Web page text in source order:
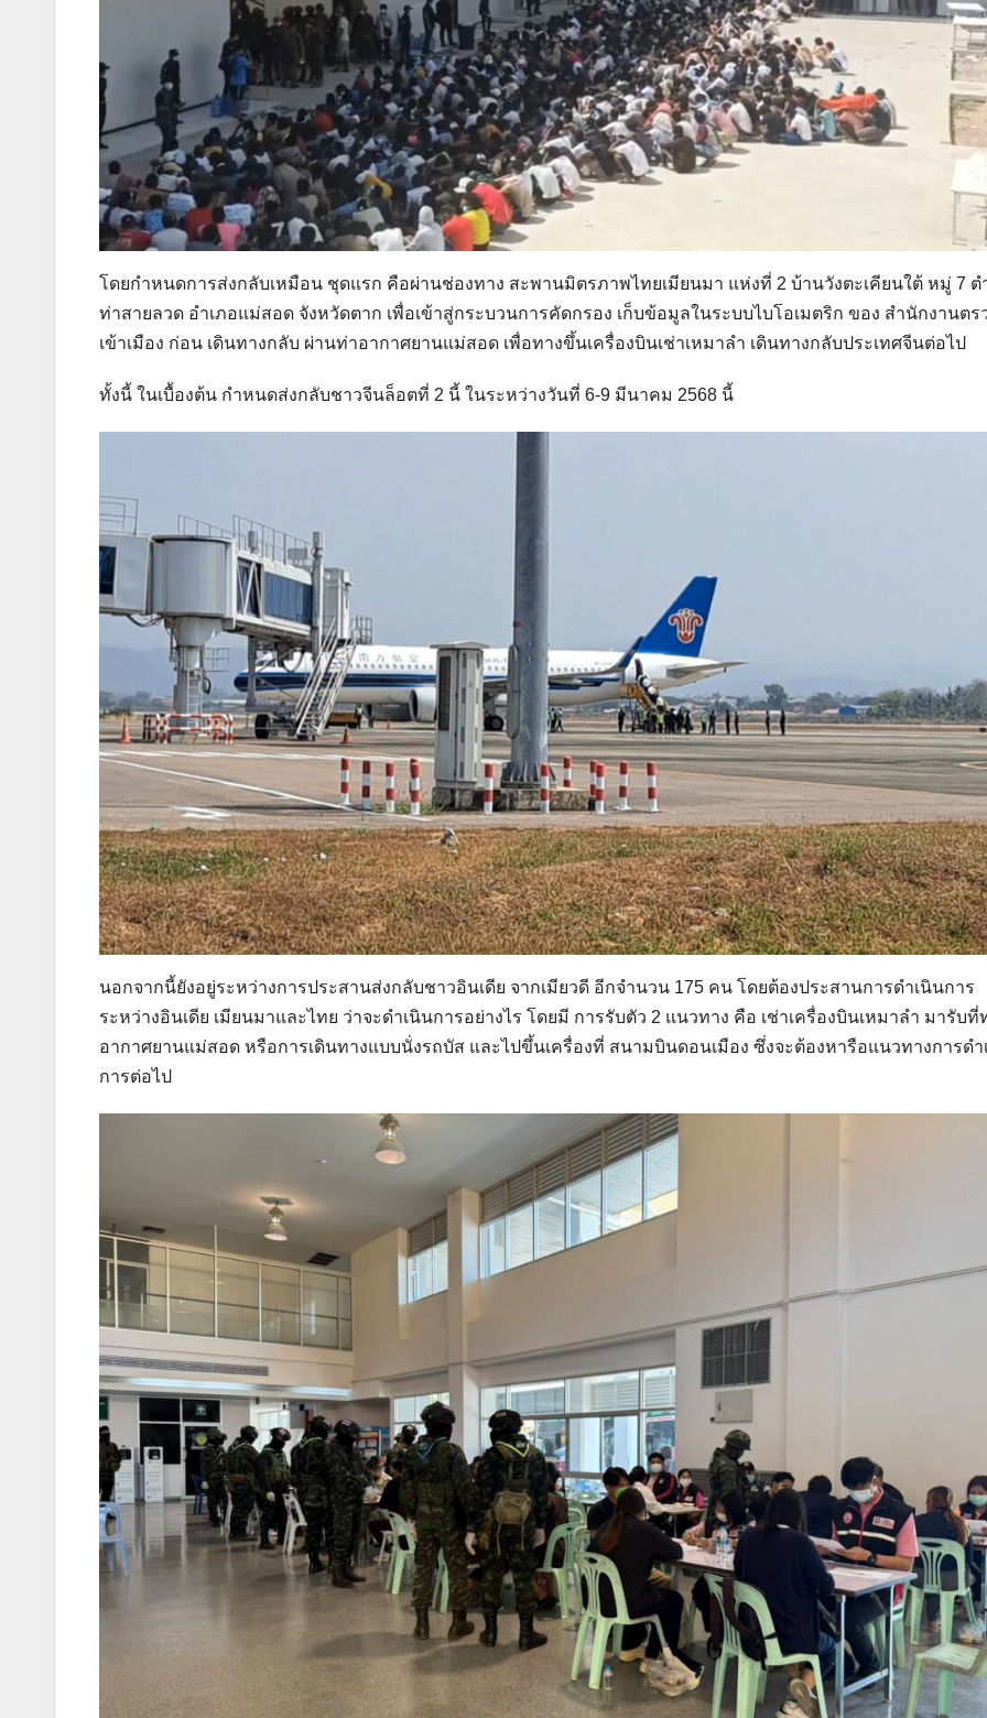
โดยกำหนดการส่งกลับเหมือน ชุดแรก คือผ่านช่องทาง สะพานมิตรภาพไทยเมียนมา แห่งที่ 2 บ้านวังตะเคียนใต้ หมู่ 7 ต
ท่าสายลวด อำเภอแม่สอด จังหวัดตาก เพื่อเข้าสู่กระบวนการคัดกรอง เก็บข้อมูลในระบบไบโอเมตริก ของ สำนักงานตร
เข้าเมือง ก่อน เดินทางกลับ ผ่านท่าอากาศยานแม่สอด เพื่อทางขึ้นเครื่องบินเช่าเหมาลำ เดินทางกลับประเทศจีนต่อไป
ทั้งนี้ ในเบื้องต้น กำหนดส่งกลับชาวจีนล็อตที่ 2 นี้ ในระหว่างวันที่ 6-9 มีนาคม 2568 นี้
นอกจากนี้ยังอยู่ระหว่างการประสานส่งกลับชาวอินเดีย จากเมียวดี อีกจำนวน 175 คน โดยต้องประสานการดำเนินการ
ระหว่างอินเดีย เมียนมาและไทย ว่าจะดำเนินการอย่างไร โดยมี การรับตัว 2 แนวทาง คือ เช่าเครื่องบินเหมาลำ มารับที่
อากาศยานแม่สอด หรือการเดินทางแบบนั่งรถบัส และไปขึ้นเครื่องที่ สนามบินดอนเมือง ซึ่งจะต้องหารือแนวทางการดำ
การต่อไป